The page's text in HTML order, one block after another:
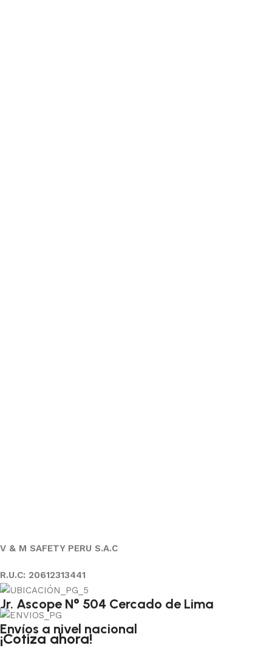
V & M SAFETY PERU S.A.C
R.U.C: 20612313441
Jr. Ascope N° 504 Cercado de Lima
Envíos a nivel nacional
¡Cotiza ahora!